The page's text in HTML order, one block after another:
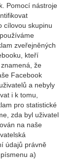
Pomocí nástroje
cílovou skupinu
zveřejněných
kteří
že
Facebook
a nebyly
i k tomu,
pro statistické
zda byl uživatel
na naše
údajů právně
a)